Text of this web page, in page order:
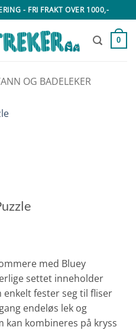
- FRI FRAKT OVER 1000,-
0
OG BADELEKER
med Bluey
settet inneholder
fester seg til fliser
endeløs lek og
kan kombineres på kryss